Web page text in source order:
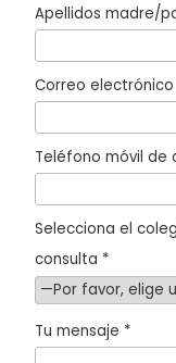
Apellidos madre/
Correo
Teléfono móvil de
Selecciona el
consulta *
Tu mensaje *